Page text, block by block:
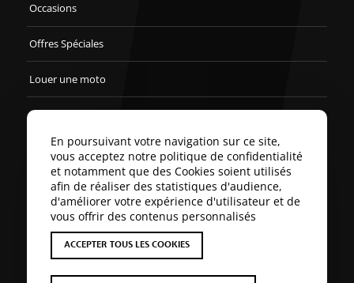
Occasions
Offres Spéciales
Louer une moto
Accessoires et équipements
Magasin
Formulaire de parrainage
Enquête de satisfaction Kawasaki
En poursuivant votre navigation sur ce site,
vous acceptez notre politique de confidentialité
et notamment que des Cookies soient utilisés
afin de réaliser des statistiques d'audience,
d'améliorer votre expérience d'utilisateur et de
vous offrir des contenus personnalisés
ACCEPTER TOUS LES COOKIES